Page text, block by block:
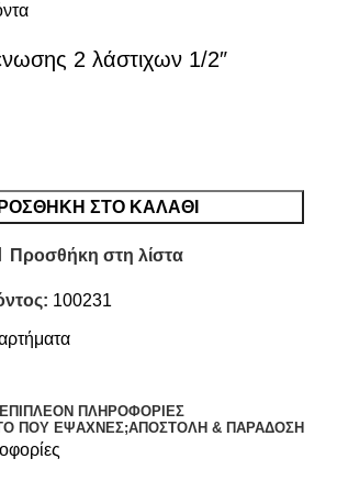
2 λάστιχων 1/2″
ΣΤΟ ΚΑΛΆΘΙ
Προσθήκη στη λίστα
100231
ΕΠΙΠΛΈΟΝ ΠΛΗΡΟΦΟΡΊΕΣ
ΠΟΥ ΈΨΑΧΝΕΣ;ΑΠΟΣΤΟΛΉ & ΠΑΡΆΔΟΣΗ